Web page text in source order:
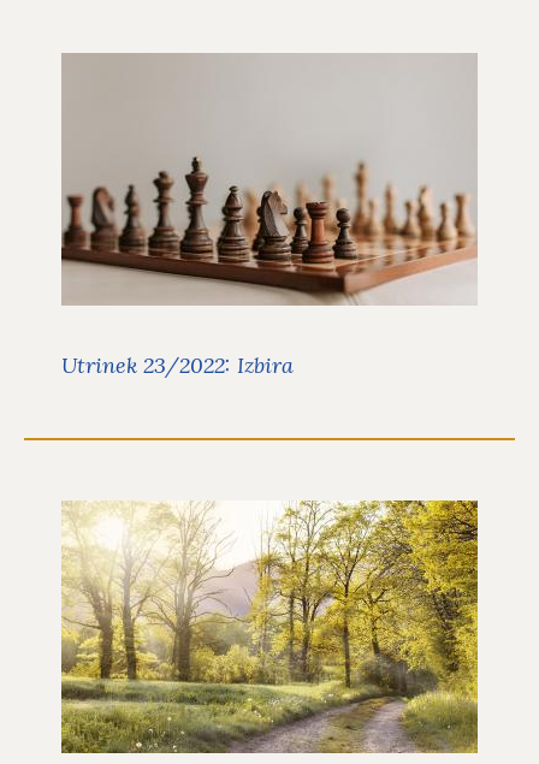
Utrinek 23/2022: Izbira
V 23. utrinku za leto 2022 sva z Ano
Mario Mitič spregovorili o izbirah.
Preberite več
Utrinek 22/2022: Tvoja pot
Utrinki
V 22. utrinku za leto 2022 smo z Ano
Mario Mitič in gostjo Anjo Leskovar
spregovorile o življenjskih poteh.